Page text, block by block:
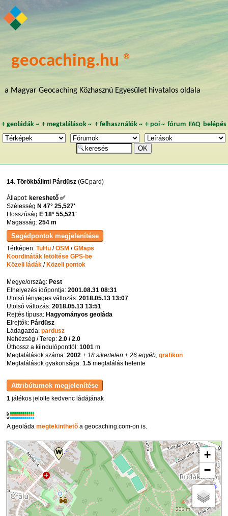
geocaching.hu ®
a Magyar Geocaching Közhasznú Egyesület hivatalos oldala
+ geoládák~ +megtalálások ~ + felhasználók~ + poi~ fórum FAQ belépés
14. Törökbálinti Párdüsz (GCpard)
Állapot: kereshető ✅
Szélesség N 47° 25,527'
Hosszúság E 18° 55,521'
Magasság:254 m
Térképen:TuHu /OSM /GMaps
Koordináták letöltése GPS-be
Közeli ládák / Közeli pontok
Megye/ország: Pest
Elhelyezés időpontja:2001.08.31 08:31
Utolsó lényeges változás:2018.05.13 13:07
Utolsó változás:2018.05.13 13:51
Rejtés típusa: Hagyományos geoláda
Elrejtők: Párdüsz
Ládagazda:pardusz
Nehézség / Terep:2.0 / 2.0
Úthossz a kiindulóponttól:1001 m
Megtalálások száma:2002 + 18 sikertelen + 26 egyéb,grafikon
Megtalálások gyakorisága:1.5 megtalálás hetente
1 játékos jelölte kedvenc ládájának
K
R
W
A geoládamegtekinthető a geocaching.com-on is.
+
−